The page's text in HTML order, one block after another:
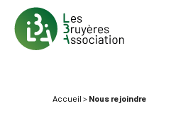
Accueil > Nous rejoindre